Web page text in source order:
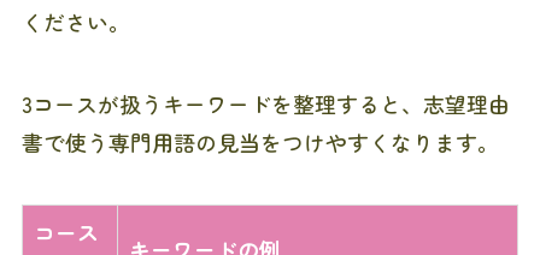
ください。
3コースが扱うキーワードを整理すると、志望理由
書で使う専門用語の見当をつけやすくなります。
コース
キーワードの例